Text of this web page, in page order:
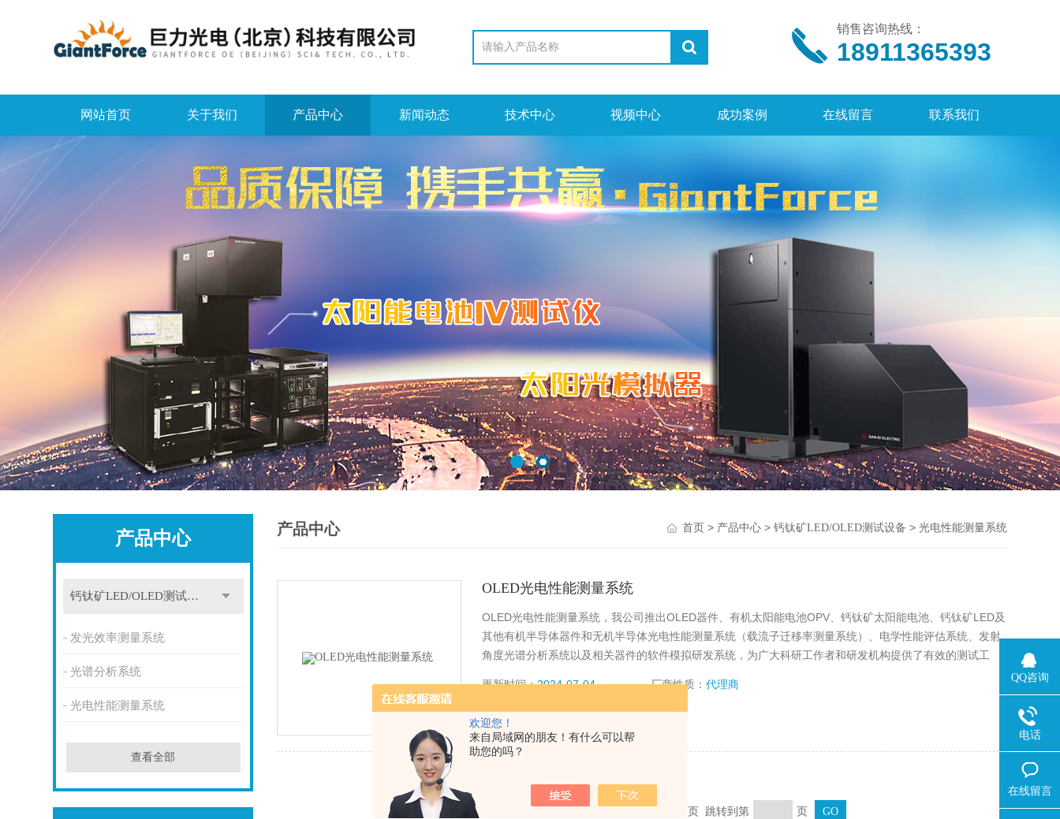
欢迎您！
来自局域网的朋友！有什么可以帮
助您的吗？
销售咨询热线：
18911365393
网站首页 关于我们 产品中心 新闻动态 技术中心 视频中心 成功案例 在线留言 联系我们
产品中心
钙钛矿LED/OLED测试设备
发光效率测量系统
光谱分析系统
光电性能测量系统
查看全部
产品中心 首页> 产品中心> 钙钛矿LED/OLED测试设备 > 光电性能测量系统
OLED光电性能测量系统
OLED光电性能测量系统，我公司推出OLED器件、有机太阳能电池OPV、钙钛矿太阳能电池、钙钛矿LED及
其他有机半导体器件和无机半导体光电性能测量系统（载流子迁移率测量系统）、电学性能评估系统、发射
角度光谱分析系统以及相关器件的软件模拟研发系统，为广大科研工作者和研发机构提供了有效的测试工
更新时间：2024-07-04 厂商性质：代理商
查看详细介绍
共 1 条记录，当前 1 / 1 页 首页 上一页 下一页 末页 跳转到第 页
QQ咨询
电话
在线留言